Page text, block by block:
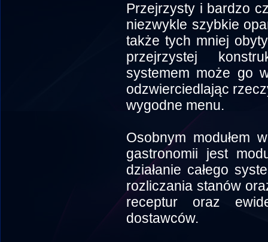
Przejrzysty i bardzo
niezwykle szybkie
także tych mniej
przejrzystej
systemem może go
odzwierciedlając
wygodne menu.
Osobnym modułem
gastronomii jest
działanie całego
rozliczania stanów
receptur oraz
dostawców.